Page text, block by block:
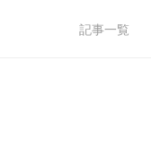
記事一覧